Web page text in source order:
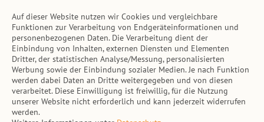
Inhalt
Tierarzt-Suche
Hinweise
AGB
Impressum
Auf dieser Website nutzen wir Cookies und vergleichbare
Funktionen zur Verarbeitung von Endgeräteinformationen und
personenbezogenen Daten. Die Verarbeitung dient der
Einbindung von Inhalten, externen Diensten und Elementen
Dritter, der statistischen Analyse/Messung, personalisierten
Werbung sowie der Einbindung sozialer Medien. Je nach Funktion
werden dabei Daten an Dritte weitergegeben und von diesen
verarbeitet. Diese Einwilligung ist freiwillig, für die Nutzung
unserer Website nicht erforderlich und kann jederzeit widerrufen
werden.